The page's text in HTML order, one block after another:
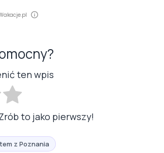
ten wpis
to jako pierwszy!
z Poznania